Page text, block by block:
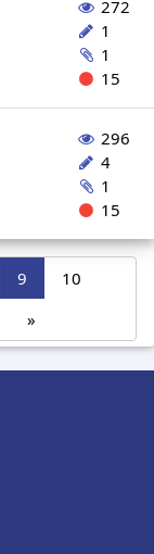
272
1
1
15
296
4
1
15
9
10
»